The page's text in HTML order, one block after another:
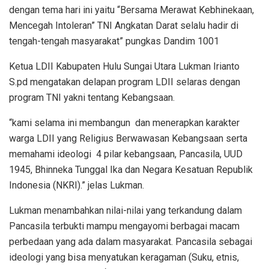
dengan tema hari ini yaitu “Bersama Merawat Kebhinekaan,
Mencegah Intoleran” TNI Angkatan Darat selalu hadir di
tengah-tengah masyarakat” pungkas Dandim 1001
Ketua LDII Kabupaten Hulu Sungai Utara Lukman Irianto
S.pd mengatakan delapan program LDII selaras dengan
program TNI yakni tentang Kebangsaan.
“kami selama ini membangun dan menerapkan karakter
warga LDII yang Religius Berwawasan Kebangsaan serta
memahami ideologi 4 pilar kebangsaan, Pancasila, UUD
1945, Bhinneka Tunggal Ika dan Negara Kesatuan Republik
Indonesia (NKRI).” jelas Lukman.
Lukman menambahkan nilai-nilai yang terkandung dalam
Pancasila terbukti mampu mengayomi berbagai macam
perbedaan yang ada dalam masyarakat. Pancasila sebagai
ideologi yang bisa menyatukan keragaman (Suku, etnis,